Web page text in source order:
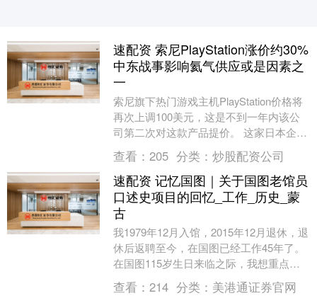
速配资 索尼PlayStation涨价约30%
中东战事影响氦气供应或是因素之
一
索尼旗下热门游戏主机PlayStation价格将
再次上调100美元，这是不到一年内该公
司第二次对这款产品提价。 这家日本企业
以“全球经济环境持续承压”为由表示，....
查看： 205 分类： 炒股配资公司
速配资 记忆国图｜关于国图老馆员
口述史项目的回忆_工作_历史_蒙
古
我1979年12月入馆，2015年12月退休，退
休后返聘至今，在国图已经工作45年了。
在国图115岁生日来临之际，我想重点回
忆一下国图老馆员口述史项目与纪录片
《....
查看： 214 分类： 美港通证券官网